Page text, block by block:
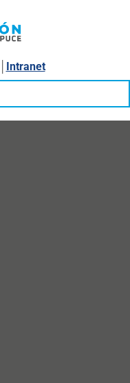
Intranet